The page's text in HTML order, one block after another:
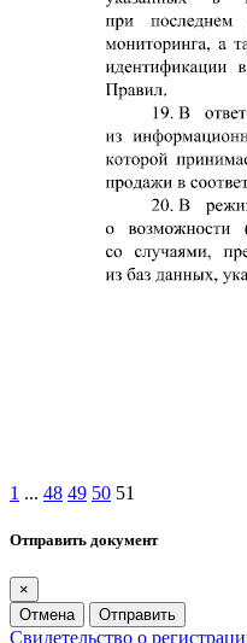
1 ... 48 49 50 51
Отправить документ
×
Отмена
Отправить
Свидетельство о